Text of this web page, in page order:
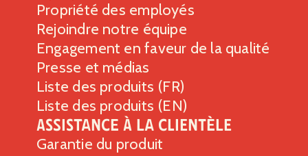
Propriété des employés
Rejoindre notre équipe
Engagement en faveur de la qualité
Presse et médias
Liste des produits (FR)
Liste des produits (EN)
Assistance à la clientèle
Garantie du produit